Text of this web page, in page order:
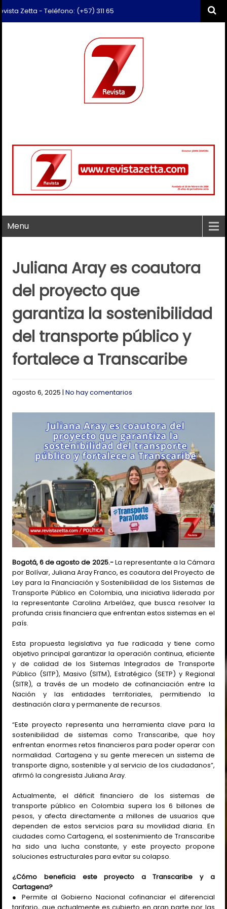
Zetta - Teléfono: (+57) 311 659 6374 - Correo:
Menu
Juliana Aray es coautora
del proyecto que
garantiza la sostenibilidad
del transporte público y
fortalece a Transcaribe
agosto 6, 2025 |No hay comentarios
Bogotá, 6 de agosto de 2025.-La representante a la Cámara
por Bolívar, Juliana Aray Franco, es coautora del Proyecto de
Ley para la Financiación y Sostenibilidad de los Sistemas de
Transporte Público en Colombia, una iniciativa liderada por
la representante Carolina Arbeláez, que busca resolver la
profunda crisis financiera que enfrentan estos sistemas en el
país.
Esta propuesta legislativa ya fue radicada y tiene como
objetivo principal garantizar la operación continua, eficiente
y de calidad de los Sistemas Integrados de Transporte
Público (SITP), Masivo (SITM), Estratégico (SETP) y Regional
(SITR), a través de un modelo de cofinanciación entre la
Nación y las entidades territoriales, permitiendo la
destinación clara y permanente de recursos.
“Este proyecto representa una herramienta clave para la
sostenibilidad de sistemas como Transcaribe, que hoy
enfrentan enormes retos financieros para poder operar con
normalidad. Cartagena y su gente merecen un sistema de
transporte digno, sostenible y al servicio de los ciudadanos”,
afirmó la congresista Juliana Aray.
Actualmente, el déficit financiero de los sistemas de
transporte público en Colombia supera los 6 billones de
pesos, y afecta directamente a millones de usuarios que
dependen de estos servicios para su movilidad diaria. En
ciudades como Cartagena, el sostenimiento de Transcaribe
ha sido una lucha constante, y este proyecto propone
soluciones estructurales para evitar su colapso.
¿Cómo beneficia este proyecto a Transcaribe y a
Cartagena?
● Permite al Gobierno Nacional cofinanciar el diferencial
tarifario, que actualmente es cubierto en gran parte por las